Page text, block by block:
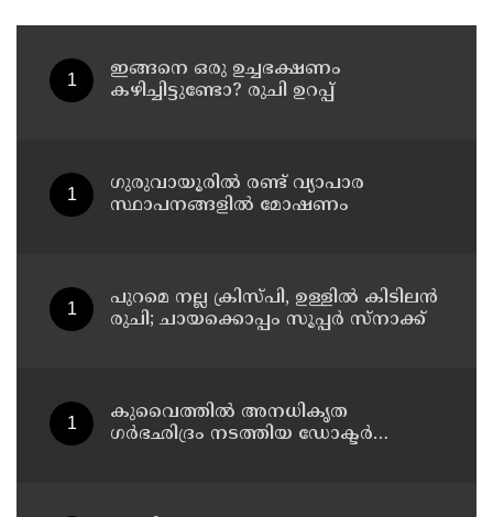
ഇങ്ങനെ ഒരു ഉച്ചഭക്ഷണം
കഴിച്ചിട്ടുണ്ടോ? രുചി ഉറപ്പ്
ഗുരുവായൂരിൽ രണ്ട് വ്യാപാര
സ്ഥാപനങ്ങളിൽ മോഷണം
പുറമെ നല്ല ക്രിസ്പി, ഉള്ളിൽ കിടിലൻ
രുചി; ചായക്കൊപ്പം സൂപ്പർ സ്നാക്ക്
കുവൈത്തില്‍ അനധികൃത
ഗര്‍ഭഛിദ്രം നടത്തിയ ഡോക്ടര്‍